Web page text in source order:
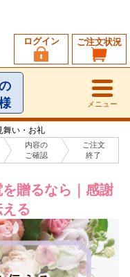
ご注文状況
ログイン
メニュー
舞い・お礼
内容の
ご確認
ご注文
終了
贈るなら｜感謝
る